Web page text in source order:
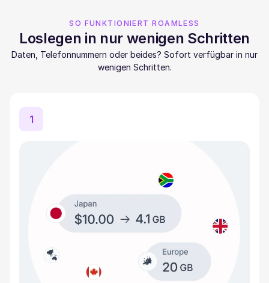
SO FUNKTIONIERT ROAMLESS
Loslegen in nur wenigen Schritten
Daten, Telefonnummern oder beides? Sofort verfügbar in nur
wenigen Schritten.
1